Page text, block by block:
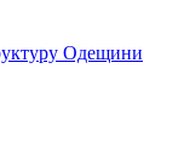
Одещини